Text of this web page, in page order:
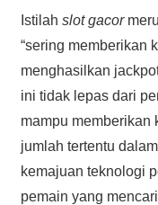
Istilah slot gacor
“sering memberikan
menghasilkan
ini tidak lepas dari
mampu memberikan
jumlah tertentu
kemajuan teknologi
pemain yang